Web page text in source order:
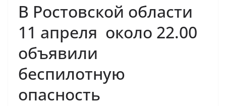
В Ростовской области
11 апреля около 22.00
объявили
беспилотную
опасность